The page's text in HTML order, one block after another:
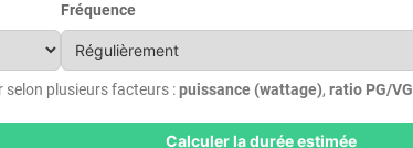
Fréquence
plusieurs facteurs :puissance (wattage), ratio PG/VG
Calculer la durée estimée